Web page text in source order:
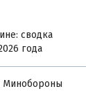
сводка
года
Минобороны